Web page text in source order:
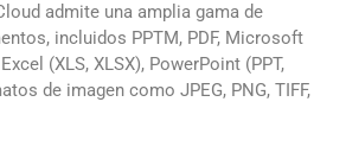
admite una amplia gama de
incluidos PPTM, PDF, Microsoft
(XLS, XLSX), PowerPoint (PPT,
de imagen como JPEG, PNG, TIFF,